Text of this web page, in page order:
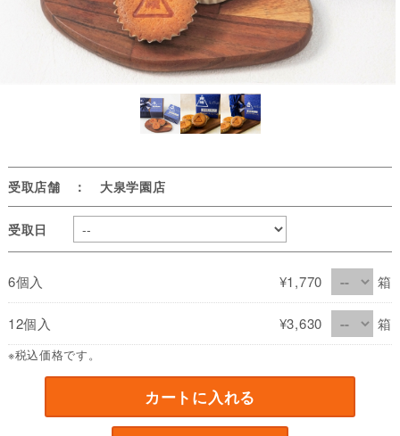
受取店舗 ： 大泉学園店
受取日
6個入 ¥1,770 箱
12個入 ¥3,630 箱
※税込価格です。
カートに入れる